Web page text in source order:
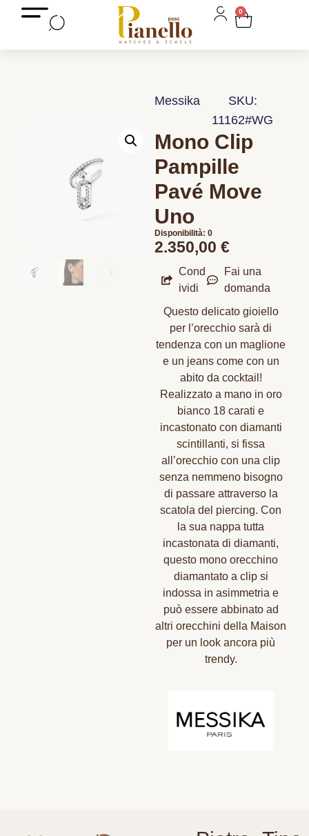
0
Messika
SKU:
11162#WG
Mono Clip
Pampille
Pavé Move
Uno
Disponibilità: 0
2.350,00 €
Cond
ividi
Fai una
domanda
Questo delicato gioiello
per l’orecchio sarà di
tendenza con un maglione
e un jeans come con un
abito da cocktail!
Realizzato a mano in oro
bianco 18 carati e
incastonato con diamanti
scintillanti, si fissa
all’orecchio con una clip
senza nemmeno bisogno
di passare attraverso la
scatola del piercing. Con
la sua nappa tutta
incastonata di diamanti,
questo mono orecchino
diamantato a clip si
indossa in asimmetria e
può essere abbinato ad
altri orecchini della Maison
per un look ancora più
trendy.